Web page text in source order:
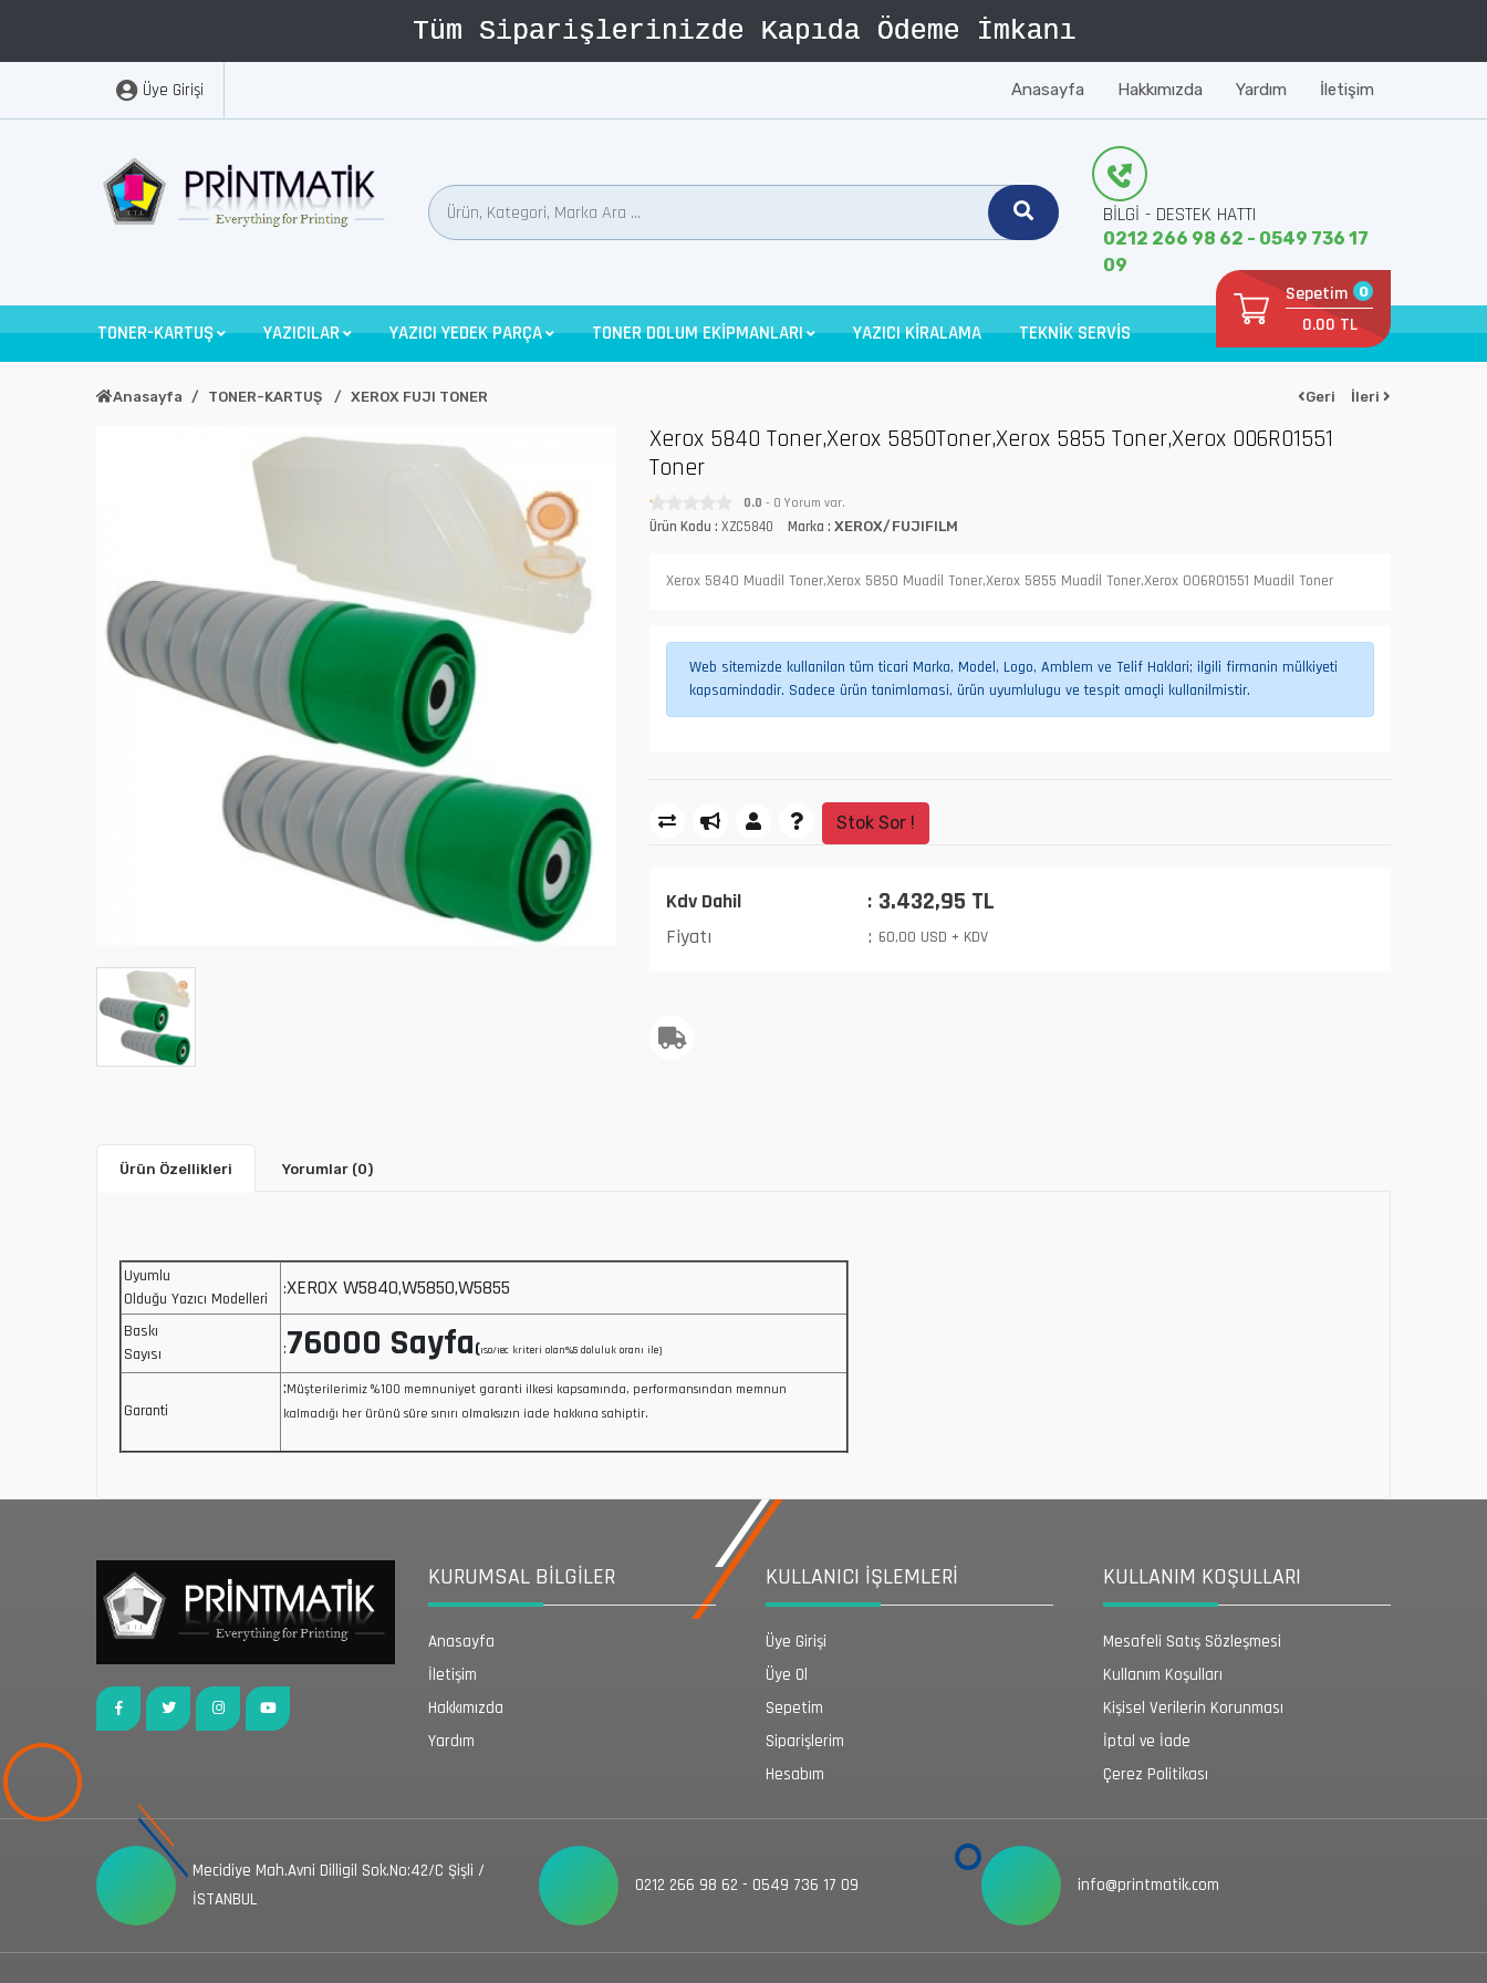
Üye Girişi Anasayfa Hakkımızda Yardım İletişim
BİLGİ - DESTEK HATTI
0212 266 98 62 - 0549 736 17
09
Sepetim 0
0.00 TL
TONER-KARTUŞ YAZICILAR YAZICI YEDEK PARÇA TONER DOLUM EKİPMANLARI YAZICI KİRALAMA TEKNİK SERVİS
Anasayfa TONER-KARTUŞ XEROX FUJI TONER Geri İleri
Xerox 5840 Toner,Xerox 5850Toner,Xerox 5855 Toner,Xerox 006R01551
Toner
0.0 - 0 Yorum var.
Ürün Kodu : XZC5840 Marka : XEROX/FUJIFILM
Xerox 5840 Muadil Toner,Xerox 5850 Muadil Toner,Xerox 5855 Muadil Toner,Xerox 006R01551 Muadil Toner
Web sitemizde kullanilan tüm ticari Marka, Model, Logo, Amblem ve Telif Haklari; ilgili firmanin mülkiyeti
kapsamindadir. Sadece ürün tanimlamasi, ürün uyumlulugu ve tespit amaçli kullanilmistir.
Stok Sor !
Kdv Dahil 3.432,95 TL
Fiyatı 60,00 USD + KDV
Ürün Özellikleri Yorumlar (0)
Uyumlu
Olduğu Yazıcı Modelleri
:XEROX W5840,W5850,W5855
Baskı
Sayısı
:76000 Sayfa(ıso/ıec kriteri olan%5 doluluk oranı ile)
Garanti
:Müşterilerimiz %100 memnuniyet garanti ilkesi kapsamında, performansından memnun
kalmadığı her ürünü süre sınırı olmaksızın iade hakkına sahiptir.
KURUMSAL BİLGİLER
Anasayfa
İletişim
Hakkımızda
Yardım
KULLANICI İŞLEMLERİ
Üye Girişi
Üye Ol
Sepetim
Siparişlerim
Hesabım
KULLANIM KOŞULLARI
Mesafeli Satış Sözleşmesi
Kullanım Koşulları
Kişisel Verilerin Korunması
İptal ve İade
Çerez Politikası
Mecidiye Mah.Avni Dilligil Sok.No:42/C Şişli /
İSTANBUL
0212 266 98 62 - 0549 736 17 09 info@printmatik.com